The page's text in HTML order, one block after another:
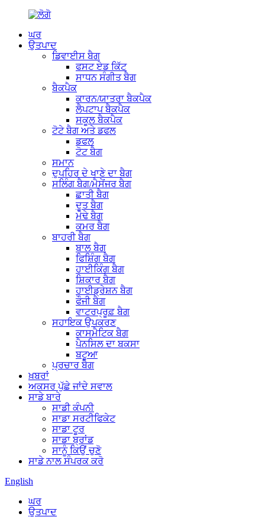
ਘਰ
ਉਤਪਾਦ
ਡਿਵਾਈਸ ਬੈਗ
ਫਸਟ ਏਡ ਕਿੱਟ
ਸਾਧਨ ਸੰਗੀਤ ਬੈਗ
ਬੈਕਪੈਕ
ਕਾਰਨ/ਯਾਤਰਾ ਬੈਕਪੈਕ
ਲੈਪਟਾਪ ਬੈਕਪੈਕ
ਸਕੂਲ ਬੈਕਪੈਕ
ਟੋਟੇ ਬੈਗ ਅਤੇ ਡਫਲ
ਡਫਲ
ਟੋਟ ਬੈਗ
ਸਮਾਨ
ਦੁਪਹਿਰ ਦੇ ਖਾਣੇ ਦਾ ਬੈਗ
ਸਲਿੰਗ ਬੈਗ/ਮੈਸੇਂਜਰ ਬੈਗ
ਛਾਤੀ ਬੈਗ
ਦੂਤ ਬੈਗ
ਮੋਢੇ ਬੈਗ
ਕਮਰ ਬੈਗ
ਬਾਹਰੀ ਬੈਗ
ਬਾਲ ਬੈਗ
ਫਿਸ਼ਿੰਗ ਬੈਗ
ਹਾਈਕਿੰਗ ਬੈਗ
ਸ਼ਿਕਾਰ ਬੈਗ
ਹਾਈਡ੍ਰੇਸ਼ਨ ਬੈਗ
ਫੌਜੀ ਬੈਗ
ਵਾਟਰਪ੍ਰੂਫ਼ ਬੈਗ
ਸਹਾਇਕ ਉਪਕਰਣ
ਕਾਸਮੈਟਿਕ ਬੈਗ
ਪੈਨਸਿਲ ਦਾ ਬਕਸਾ
ਬਟੂਆ
ਪ੍ਰਚਾਰ ਬੈਗ
ਖ਼ਬਰਾਂ
ਅਕਸਰ ਪੁੱਛੇ ਜਾਂਦੇ ਸਵਾਲ
ਸਾਡੇ ਬਾਰੇ
ਸਾਡੀ ਕੰਪਨੀ
ਸਾਡਾ ਸਰਟੀਫਿਕੇਟ
ਸਾਡਾ ਟੂਰ
ਸਾਡਾ ਬ੍ਰਾਂਡ
ਸਾਨੂੰ ਕਿਉਂ ਚੁਣੋ
ਸਾਡੇ ਨਾਲ ਸੰਪਰਕ ਕਰੋ
English
ਘਰ
ਉਤਪਾਦ